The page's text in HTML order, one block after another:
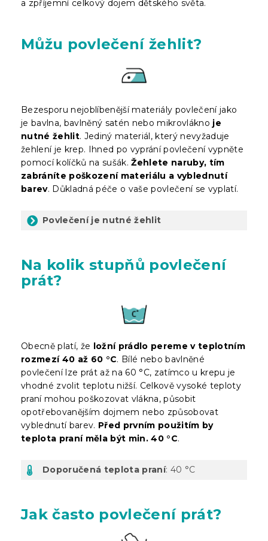
a zpříjemní celkový dojem dětského světa.
Můžu povlečení žehlit?
Bezesporu nejoblíbenější materiály povlečení jako
je bavlna, bavlněný satén nebo mikrovlákno je
nutné žehlit. Jediný materiál, který nevyžaduje
žehlení je krep. Ihned po vyprání povlečení vypněte
pomocí kolíčků na sušák.Žehlete naruby, tím
zabráníte poškození materiálu a vyblednutí
barev. Důkladná péče o vaše povlečení se vyplatí.
Povlečení je nutné žehlit
Na kolik stupňů povlečení
prát?
Obecně platí, že ložní prádlo pereme v teplotním
rozmezí 40 až 60 °C. Bílé nebo bavlněné
povlečení lze prát až na 60 °C, zatímco u krepu je
vhodné zvolit teplotu nižší. Celkově vysoké teploty
praní mohou poškozovat vlákna, působit
opotřebovanějším dojmem nebo způsobovat
vyblednutí barev. Před prvním použitím by
teplota praní měla být min. 40 °C.
Doporučená teplota praní: 40 °C
Jak často povlečení prát?